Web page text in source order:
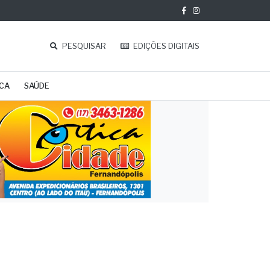
PESQUISAR EDIÇÕES DIGITAIS
SAÚDE